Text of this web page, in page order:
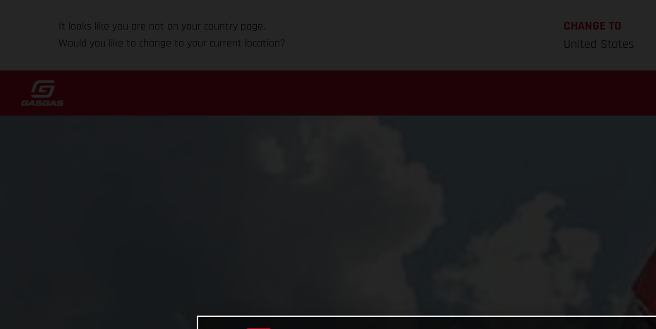
It looks like you are not on your country page.
Would you like to change to your current location?
CHANGE TO
United States